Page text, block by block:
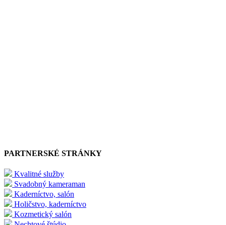
PARTNERSKÉ STRÁNKY
Kvalitné služby
Svadobný kameraman
Kaderníctvo, salón
Holičstvo, kaderníctvo
Kozmetický salón